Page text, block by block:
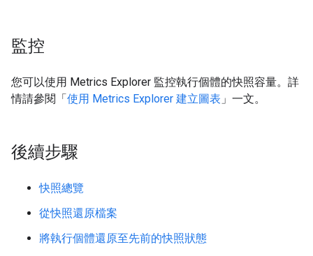
監控
您可以使用 Metrics Explorer 監控執行個體的快照容量。詳
情請參閱「使用 Metrics Explorer 建立圖表 」一文。
後續步驟
快照總覽
從快照還原檔案
將執行個體還原至先前的快照狀態